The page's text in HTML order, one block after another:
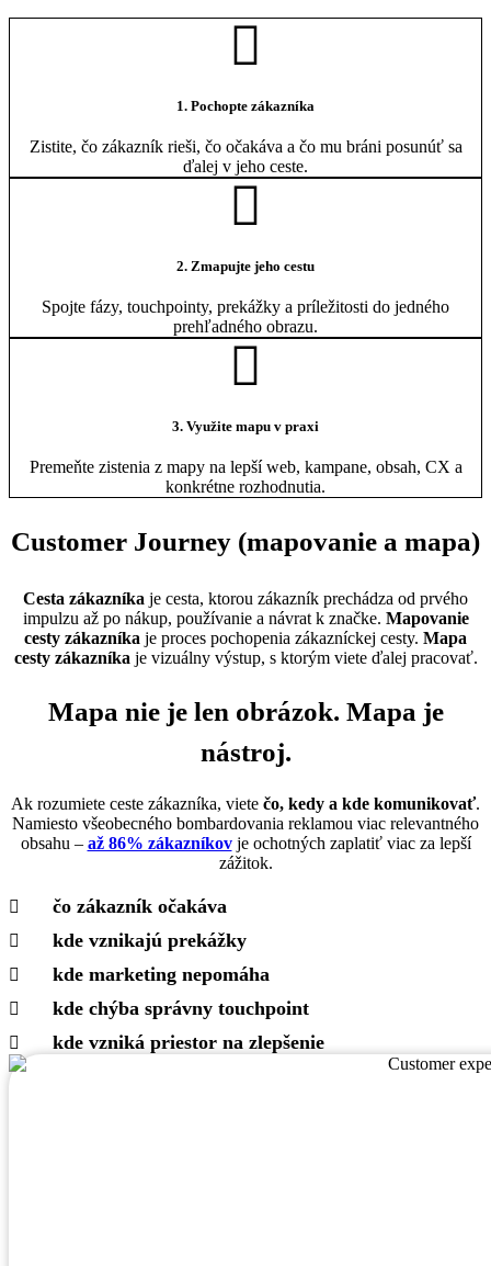
1. Pochopte zákazníka
Zistite, čo zákazník rieši, čo očakáva a čo mu bráni posunúť sa
ďalej v jeho ceste.
2. Zmapujte jeho cestu
Spojte fázy, touchpointy, prekážky a príležitosti do jedného
prehľadného obrazu.
3. Využite mapu v praxi
Premeňte zistenia z mapy na lepší web, kampane, obsah, CX a
konkrétne rozhodnutia.
Customer Journey (mapovanie a mapa)
Cesta zákazníka je cesta, ktorou zákazník prechádza od prvého
impulzu až po nákup, používanie a návrat k značke. Mapovanie
cesty zákazníka je proces pochopenia zákazníckej cesty. Mapa
cesty zákazníka je vizuálny výstup, s ktorým viete ďalej pracovať.
Mapa nie je len obrázok. Mapa je
nástroj.
Ak rozumiete ceste zákazníka, viete čo, kedy a kde komunikovať.
Namiesto všeobecného bombardovania reklamou viac relevantného
obsahu – až 86% zákazníkovje ochotných zaplatiť viac za lepší
zážitok.
čo zákazník očakáva
kde vznikajú prekážky
kde marketing nepomáha
kde chýba správny touchpoint
kde vzniká priestor na zlepšenie